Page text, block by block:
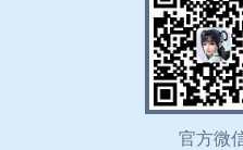
官方微